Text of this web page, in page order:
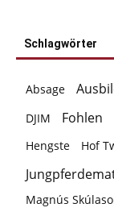
Schlagwörter
Absage
DJIM
Fohlen
Hengste
Hof
Magnús